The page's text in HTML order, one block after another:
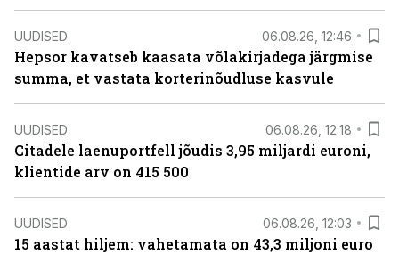
UUDISED 06.08.26, 12:46
Hepsor kavatseb kaasata võlakirjadega järgmise
summa, et vastata korterinõudluse kasvule
UUDISED 06.08.26, 12:18
Citadele laenuportfell jõudis 3,95 miljardi euroni,
klientide arv on 415 500
UUDISED 06.08.26, 12:03
15 aastat hiljem: vahetamata on 43,3 miljoni euro